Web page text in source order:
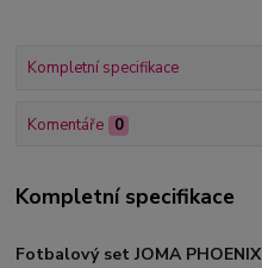
Kompletní specifikace
Komentáře 0
Kompletní specifikace
Fotbalový set JOMA PHOENIX